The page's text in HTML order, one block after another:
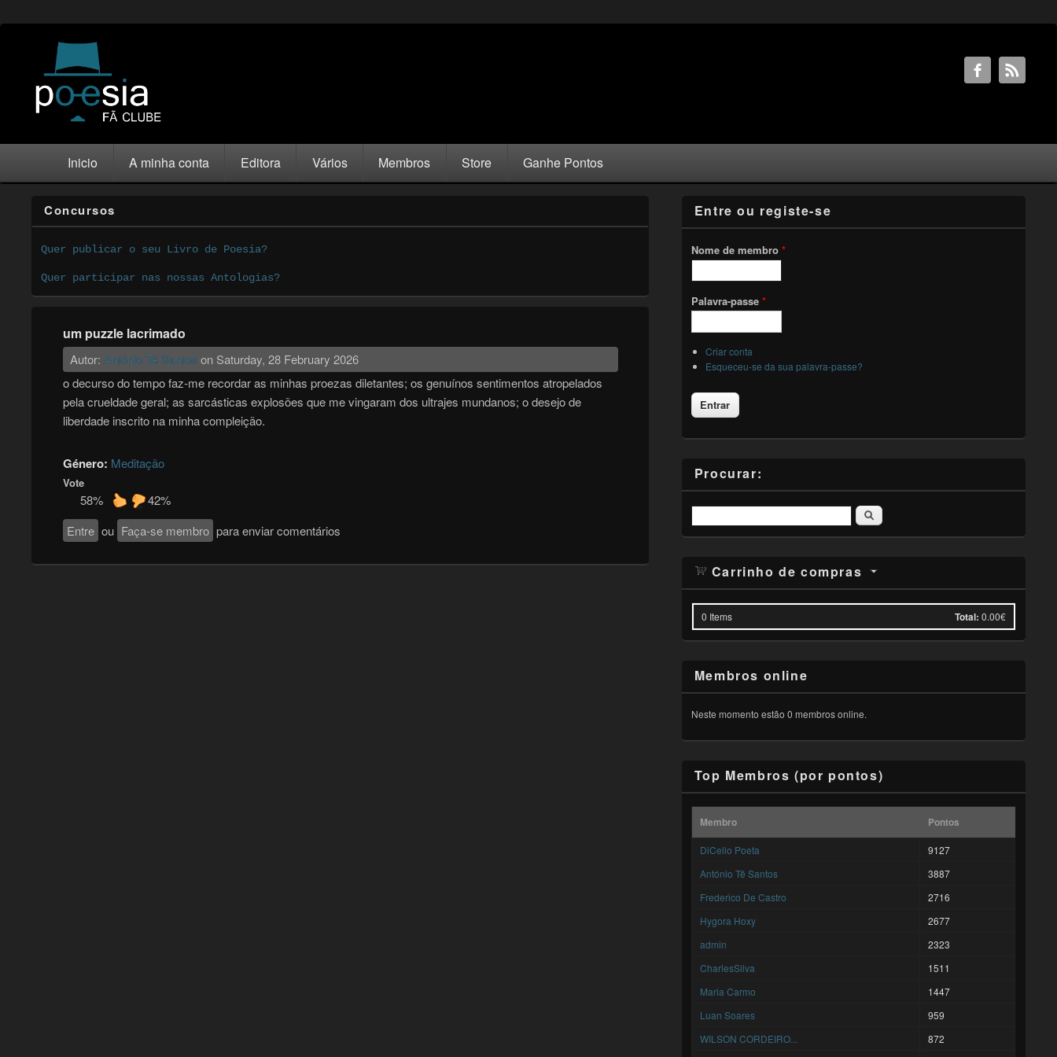
Inicio A minha conta Editora Vários Membros Store Ganhe Pontos
Concursos
Quer publicar o seu Livro de Poesia?
Quer participar nas nossas Antologias?
um puzzle lacrimado
Autor: António Tê Santos on Saturday, 28 February 2026
o decurso do tempo faz-me recordar as minhas proezas diletantes; os genuínos sentimentos atropelados
pela crueldade geral; as sarcásticas explosões que me vingaram dos ultrajes mundanos; o desejo de
liberdade inscrito na minha compleição.
Género: Meditação
Vote
58%
42%
Entre ou Faça-se membro para enviar comentários
Entre ou registe-se
Nome de membro *
Palavra-passe *
Criar conta
Esqueceu-se da sua palavra-passe?
Procurar:
Pesquisar
Carrinho de compras
0 Items Total: 0.00€
Membros online
Neste momento estão 0 membros online.
Top Membros (por pontos)
Membro Pontos
DiCello Poeta
9127
António Tê Santos
3887
Frederico De Castro
2716
Hygora Hoxy
2677
admin
2323
CharlesSilva
1511
Maria Carmo
1447
Luan Soares
959
WILSON CORDEIRO...
872